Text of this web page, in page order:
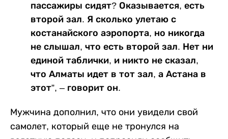
пассажиры сидят? Оказывается, есть
второй зал. Я сколько улетаю с
костанайского аэропорта, но никогда
не слышал, что есть второй зал. Нет ни
единой таблички, и никто не сказал,
что Алматы идет в тот зал, а Астана в
этот”, – говорит он.
Мужчина дополнил, что они увидели свой
самолет, который еще не тронулся на